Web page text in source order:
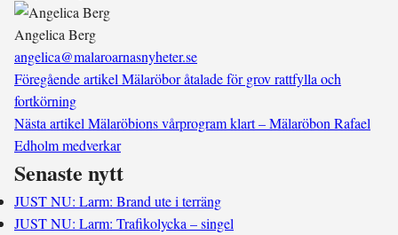
Angelica Berg
angelica@malaroarnasnyheter.se
Föregående artikel Mälaröbor åtalade för grov rattfylla och
fortkörning
Nästa artikel Mälaröbions vårprogram klart – Mälaröbon Rafael
Edholm medverkar
Senaste nytt
JUST NU: Larm: Brand ute i terräng
JUST NU: Larm: Trafikolycka – singel